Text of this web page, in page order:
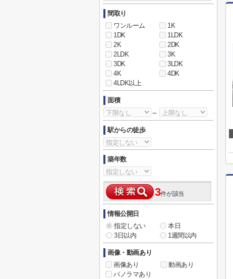
間取り
ワンルーム
1K
1DK
1LDK
2K
2DK
2LDK
3K
3DK
3LDK
4K
4DK
4LDK以上
面積
～
駅からの徒歩
築年数
3件が該当
情報公開日
指定しない
本日
3日以内
1週間以内
画像・動画あり
画像あり
動画あり
パノラマあり